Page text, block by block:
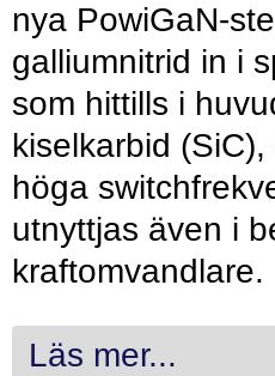
nya PowiGaN-
galliumnitrid in i
som hittills i
kiselkarbid
höga
utnyttjas även i
kraftomvandlare.
Läs mer...